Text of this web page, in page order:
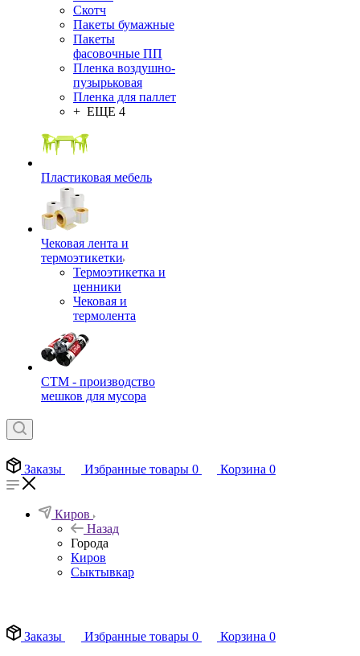
Скотч
Пакеты бумажные
Пакеты
фасовочные ПП
Пленка воздушно-
пузырьковая
Пленка для паллет
+ ЕЩЕ 4
Пластиковая мебель
Чековая лента и
термоэтикетки
Термоэтикетка и
ценники
Чековая и
термолента
СТМ - производство
мешков для мусора
Заказы Избранные товары 0 Корзина 0
Киров
Назад
Города
Киров
Сыктывкар
Заказы
Избранные товары 0 Корзина 0